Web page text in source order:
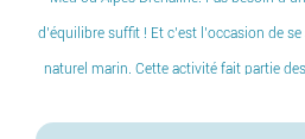
d’équilibre suffit ! Et c’est l’occasion de
naturel marin. Cette activité fait partie